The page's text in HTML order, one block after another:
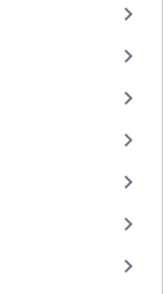
keyboard_arrow_right
keyboard_arrow_right
keyboard_arrow_right
keyboard_arrow_right
keyboard_arrow_right
keyboard_arrow_right
keyboard_arrow_right